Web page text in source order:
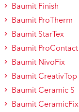
Baumit Finish
Baumit ProTherm
Baumit StarTex
Baumit ProContact
Baumit NivoFix
Baumit CreativTop
Baumit Ceramic S
Baumit CeramicFix